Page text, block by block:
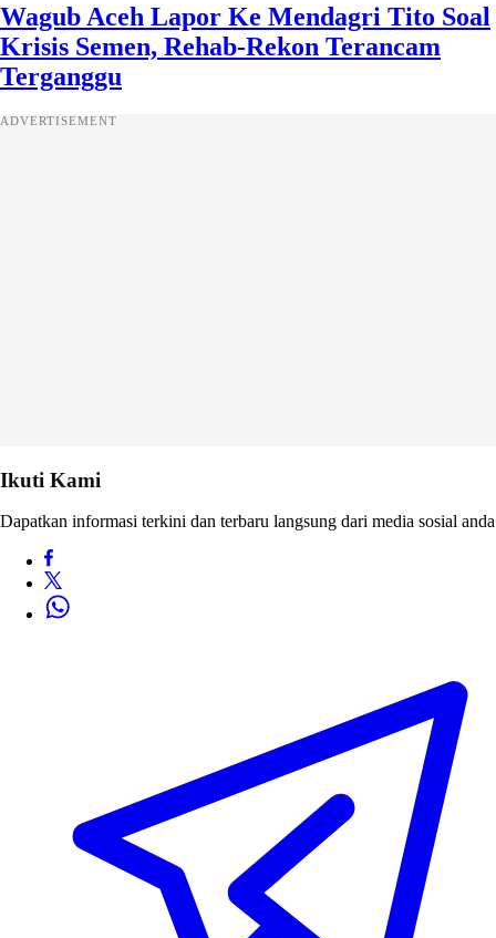
Wagub Aceh Lapor Ke Mendagri Tito Soal
Krisis Semen, Rehab-Rekon Terancam
Terganggu
ADVERTISEMENT
Ikuti Kami
Dapatkan informasi terkini dan terbaru langsung dari media sosial anda